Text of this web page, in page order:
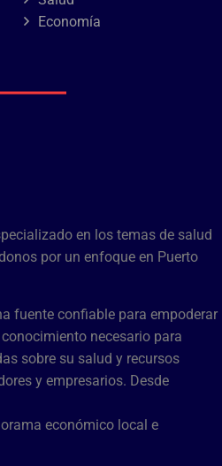
Economía
en los temas de salud
por un enfoque en Puerto
fuente confiable para empoderar
necesario para
sobre su salud y recursos
y empresarios. Desde
económico local e